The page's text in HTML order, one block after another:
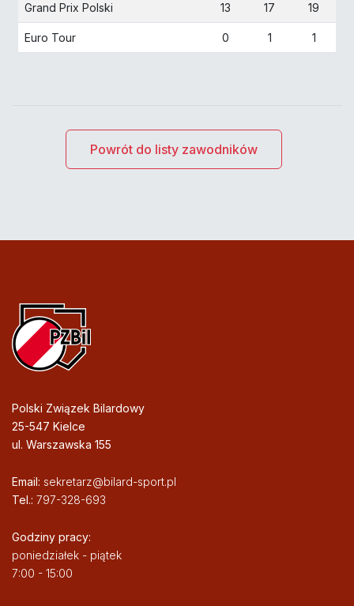
Grand Prix Polski 13 17 19
Euro Tour 0 1 1
Powrót do listy zawodników
Polski Związek Bilardowy
25-547 Kielce
ul. Warszawska 155
Email: sekretarz@bilard-sport.pl
Tel.: 797-328-693
Godziny pracy:
poniedziałek - piątek
7:00 - 15:00